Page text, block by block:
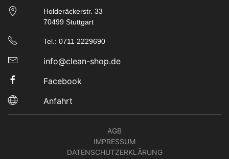
Holderäckerstr. 33
70499 Stuttgart
Tel.: 0711 2229690
info@clean-shop.de
Facebook
Anfahrt
AGB
IMPRESSUM
DATENSCHUTZERKLÄRUNG